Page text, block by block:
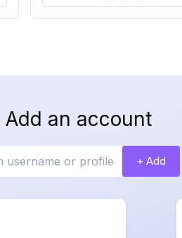
Add an account
+ Add